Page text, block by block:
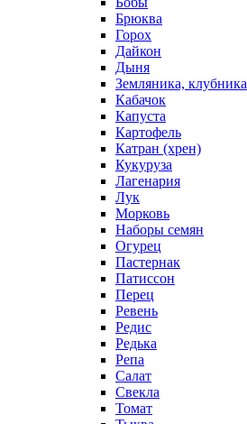
Брюква
Горох
Дайкон
Дыня
Земляника, клубника
Кабачок
Капуста
Картофель
Катран (хрен)
Кукуруза
Лагенария
Лук
Морковь
Наборы семян
Огурец
Пастернак
Патиссон
Перец
Ревень
Редис
Редька
Репа
Салат
Свекла
Томат